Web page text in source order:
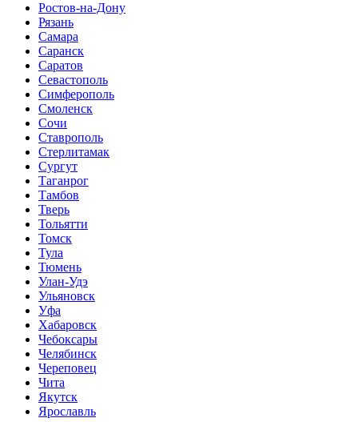
Ростов-на-Дону
Рязань
Самара
Саранск
Саратов
Севастополь
Симферополь
Смоленск
Сочи
Ставрополь
Стерлитамак
Сургут
Таганрог
Тамбов
Тверь
Тольятти
Томск
Тула
Тюмень
Улан-Удэ
Ульяновск
Уфа
Хабаровск
Чебоксары
Челябинск
Череповец
Чита
Якутск
Ярославль